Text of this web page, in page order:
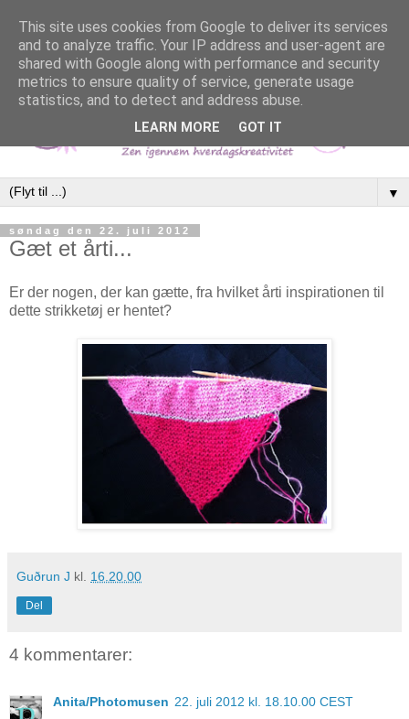
▼
søndag den 22. juli 2012
Gæt et årti...
Er der nogen, der kan gætte, fra hvilket årti inspirationen til
dette strikketøj er hentet?
Guðrun J kl. 16.20.00
Del
4 kommentarer:
Anita/Photomusen 22. juli 2012 kl. 18.10.00 CEST
This site uses cookies from Google to deliver its services
and to analyze traffic. Your IP address and user-agent are
shared with Google along with performance and security
metrics to ensure quality of service, generate usage
statistics, and to detect and address abuse.
LEARN MORE GOT IT